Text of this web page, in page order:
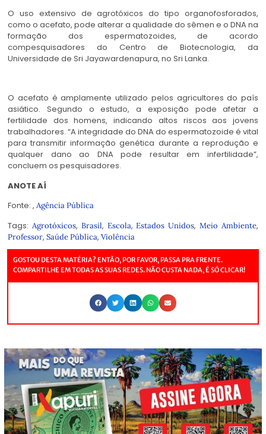
O uso extensivo de agrotóxicos do tipo organofosforados,
como o acefato, pode alterar a qualidade do sêmen e o DNA na
formação dos espermatozoides, de acordo
compesquisadores do Centro de Biotecnologia, da
Universidade de Sri Jayawardenapura, no Sri Lanka.
O acefato é amplamente utilizado pelos agricultores do país
asiático. Segundo o estudo, a exposição pode afetar a
fertilidade dos homens, indicando altos riscos aos jovens
trabalhadores. “A integridade do DNA do espermatozoide é vital
para transmitir informação genética durante a reprodução e
qualquer dano ao DNA pode resultar em infertilidade”,
concluem os pesquisadores.
ANOTE AÍ
Fonte: , Agência Pública
Tags: Agrotóxicos, Brasil, Escola,Estados Unidos,Meio Ambiente,
Professor, Saúde Pública, Violência
GOSTOU DESTA MATÉRIA? ENTÃO, POR FAVOR, PASSA PRA FRENTE.
COMPARTILHE EM TODAS AS SUAS REDES. NÃO CUSTA NADA, É SÓ CLICAR!